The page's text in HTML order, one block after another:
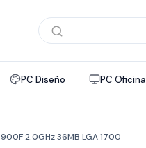
Búsqueda
de
productos
PC Diseño PC Oficina
2.0GHz 36MB LGA 1700